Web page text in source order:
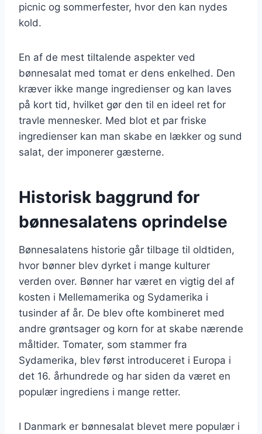
picnic og sommerfester, hvor den kan nydes
kold.
En af de mest tiltalende aspekter ved
bønnesalat med tomat er dens enkelhed. Den
kræver ikke mange ingredienser og kan laves
på kort tid, hvilket gør den til en ideel ret for
travle mennesker. Med blot et par friske
ingredienser kan man skabe en lækker og sund
salat, der imponerer gæsterne.
Historisk baggrund for
bønnesalatens oprindelse
Bønnesalatens historie går tilbage til oldtiden,
hvor bønner blev dyrket i mange kulturer
verden over. Bønner har været en vigtig del af
kosten i Mellemamerika og Sydamerika i
tusinder af år. De blev ofte kombineret med
andre grøntsager og korn for at skabe nærende
måltider. Tomater, som stammer fra
Sydamerika, blev først introduceret i Europa i
det 16. århundrede og har siden da været en
populær ingrediens i mange retter.
I Danmark er bønnesalat blevet mere populær i